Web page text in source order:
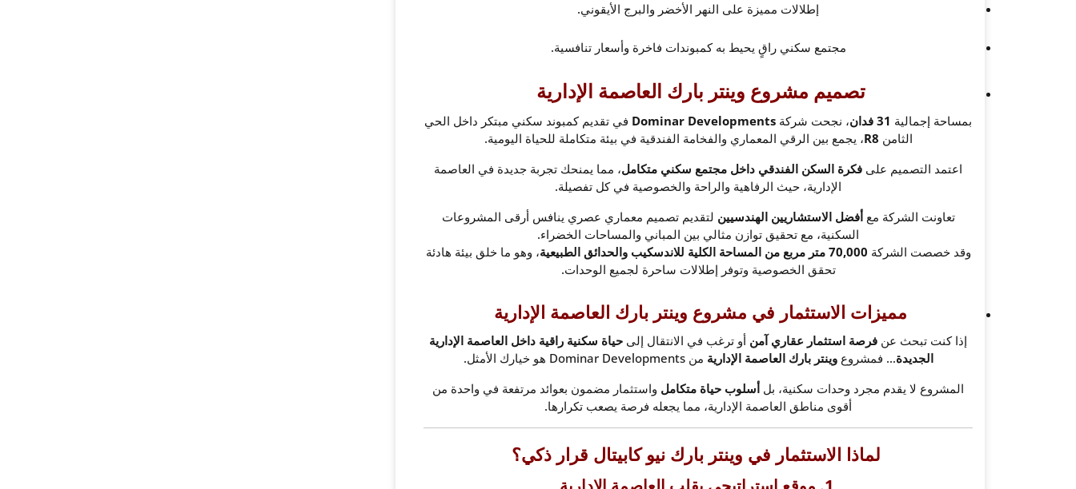
إطلالات مميزة على النهر الأخضر والبرج الأيقوني.
مجتمع سكني راقٍ يحيط به كمبوندات فاخرة وأسعار تنافسية.
تصميم مشروع وينتر بارك العاصمة الإدارية
بمساحة إجمالية 31 فدان ، نجحت شركة Dominar Developments في تقديم كمبوند سكني مبتكر داخل الحي
الثامن R8، يجمع بين الرقي المعماري والفخامة الفندقية في بيئة متكاملة للحياة اليومية.
اعتمد التصميم على فكرة السكن الفندقي داخل مجتمع سكني متكامل، مما يمنحك تجربة جديدة في العاصمة
الإدارية، حيث الرفاهية والراحة والخصوصية في كل تفصيلة.
تعاونت الشركة معأفضل الاستشاريين الهندسيين لتقديم تصميم معماري عصري ينافس أرقى المشروعات
السكنية، مع تحقيق توازن مثالي بين المباني والمساحات الخضراء.
وقد خصصت الشركة 70,000 متر مربع من المساحة الكلية للاندسكيب والحدائق الطبيعية
، وهو ما خلق بيئة هادئة
تحقق الخصوصية وتوفر إطلالات ساحرة لجميع الوحدات.
مميزات الاستثمار في مشروع وينتر بارك العاصمة الإدارية
إذا كنت تبحث عن فرصة استثمار عقاري آمن أو ترغب في الانتقال إلى حياة سكنية راقية داخل العاصمة الإدارية
الجديدة… فمشروعوينتر بارك العاصمة الإدارية من Dominar Developments هو خيارك الأمثل.
المشروع لا يقدم مجرد وحدات سكنية، بل أسلوب حياة متكامل واستثمار مضمون بعوائد مرتفعة في واحدة من
أقوى مناطق العاصمة الإدارية، مما يجعله فرصة يصعب تكرارها.
لماذا الاستثمار في وينتر بارك نيو كابيتال قرار ذكي؟